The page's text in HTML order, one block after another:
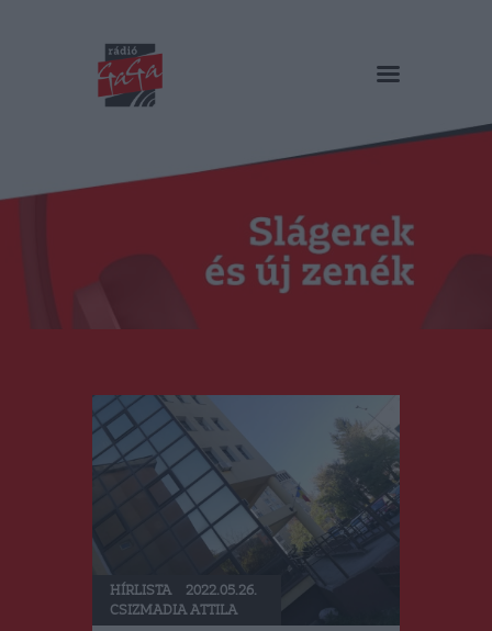
RÁDIÓ GAGA
Műsorok
Duma Duba
Podcast és videók
Stáb
Kapcsolat
RO
HÍRLISTA
2022.05.26.
CSIZMADIA ATTILA